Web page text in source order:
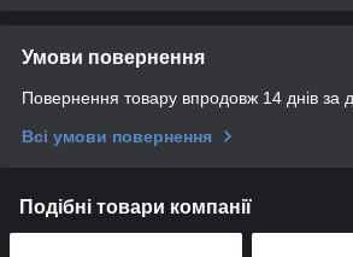
Умови повернення
Повернення товару впродовж 14 днів за
Всі умови повернення
Подібні товари компанії